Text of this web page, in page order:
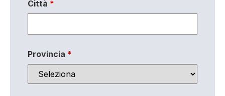
Città *
Provincia *